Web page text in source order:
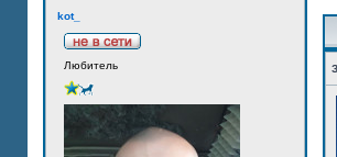
kot_
Любитель